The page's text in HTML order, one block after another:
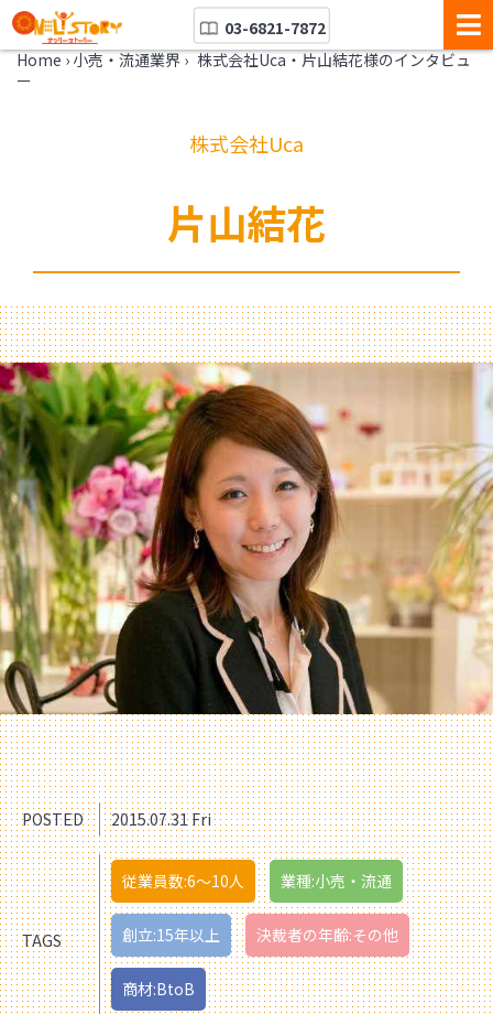
03-6821-7872
Home › 小売・流通業界 › 株式会社Uca・片山結花様のインタビュ
ー
株式会社Uca
片山結花
POSTED 2015.07.31 Fri
TAGS
従業員数:6～10人 業種:小売・流通
創立:15年以上 決裁者の年齢:その他
商材:BtoB